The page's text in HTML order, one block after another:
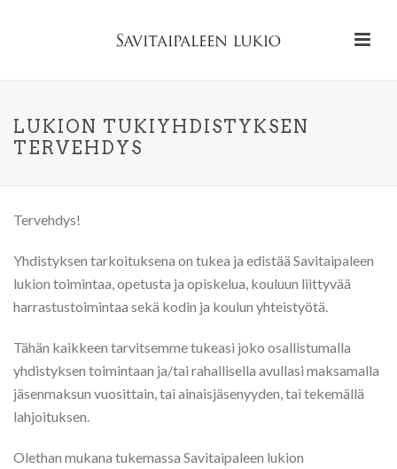
LUKION TUKIYHDISTYKSEN
TERVEHDYS
Tervehdys!
Yhdistyksen tarkoituksena on tukea ja edistää Savitaipaleen
lukion toimintaa, opetusta ja opiskelua, kouluun liittyvää
harrastustoimintaa sekä kodin ja koulun yhteistyötä.
Tähän kaikkeen tarvitsemme tukeasi joko osallistumalla
yhdistyksen toimintaan ja/tai rahallisella avullasi maksamalla
jäsenmaksun vuosittain, tai ainaisjäsenyyden, tai tekemällä
lahjoituksen.
Olethan mukana tukemassa Savitaipaleen lukion